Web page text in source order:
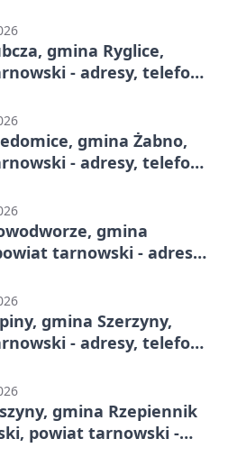
gmina Ryglice,
- adresy, telefony,
gmina Żabno,
- adresy, telefony,
gmina
tarnowski - adresy,
gmina Szerzyny,
- adresy, telefony,
gmina Rzepiennik
powiat tarnowski -